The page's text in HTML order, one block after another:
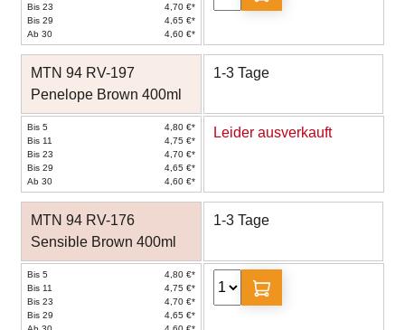
Bis 23
4,70 €*
Bis 29
4,65 €*
Ab 30
4,60 €*
MTN 94 RV-197
Penelope Brown 400ml
1-3 Tage
Bis 5
4,80 €*
Bis 11
4,75 €*
Bis 23
4,70 €*
Bis 29
4,65 €*
Ab 30
4,60 €*
Leider ausverkauft
MTN 94 RV-176
Sensible Brown 400ml
1-3 Tage
Bis 5
4,80 €*
Bis 11
4,75 €*
Bis 23
4,70 €*
Bis 29
4,65 €*